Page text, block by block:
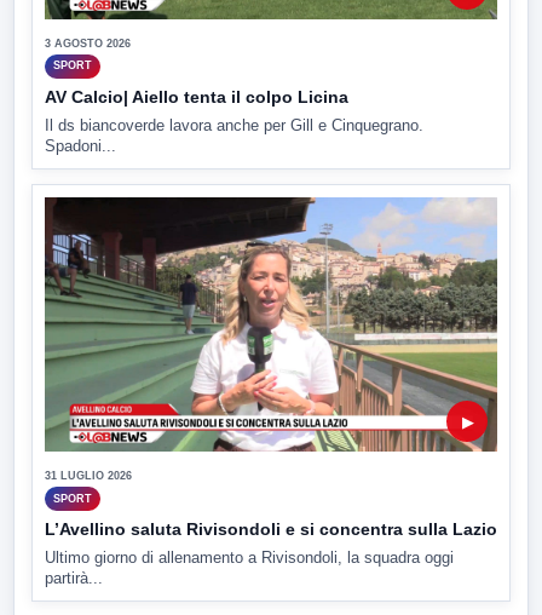
3 AGOSTO 2026
SPORT
AV Calcio| Aiello tenta il colpo Licina
Il ds biancoverde lavora anche per Gill e Cinquegrano.
Spadoni...
▶
31 LUGLIO 2026
SPORT
L’Avellino saluta Rivisondoli e si concentra sulla Lazio
Ultimo giorno di allenamento a Rivisondoli, la squadra oggi
partirà...